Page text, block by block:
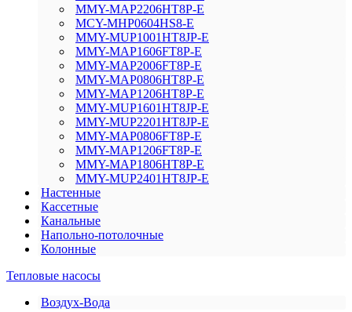
MMY-MAP2206HT8P-E
MCY-MHP0604HS8-E
MMY-MUP1001HT8JP-E
MMY-MAP1606FT8P-E
MMY-MAP2006FT8P-E
MMY-MAP0806HT8P-E
MMY-MAP1206HT8P-E
MMY-MUP1601HT8JP-E
MMY-MUP2201HT8JP-E
MMY-MAP0806FT8P-E
MMY-MAP1206FT8P-E
MMY-MAP1806HT8P-E
MMY-MUP2401HT8JP-E
Настенные
Кассетные
Канальные
Напольно-потолочные
Колонные
Тепловые насосы
Воздух-Вода